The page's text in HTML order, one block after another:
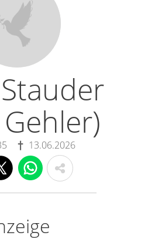
13.06.2026